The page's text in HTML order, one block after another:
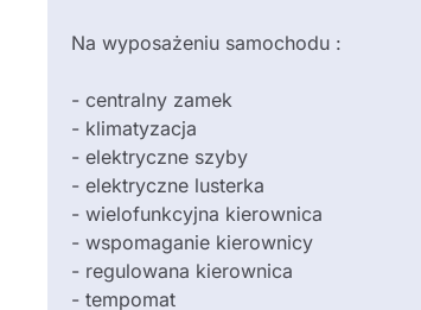
Na wyposażeniu samochodu :
- centralny zamek
- klimatyzacja
- elektryczne szyby
- elektryczne lusterka
- wielofunkcyjna kierownica
- wspomaganie kierownicy
- regulowana kierownica
- tempomat